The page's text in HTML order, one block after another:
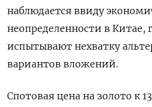
наблюдается ввиду
неопределенности в Китае,
испытывают нехватку
вариантов вложений.
Спотовая цена на золото к